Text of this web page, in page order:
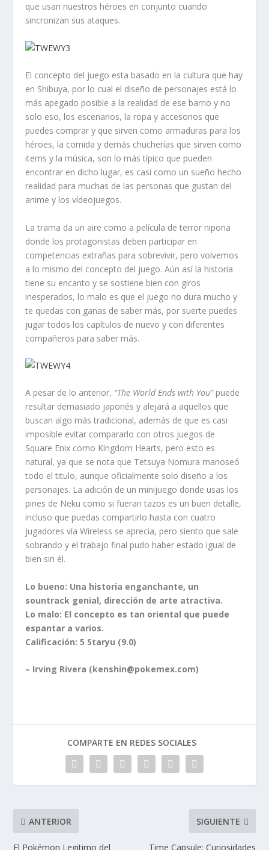
que usan nuestros héroes en conjunto cuando
sincronizan sus ataques.
El concepto del juego esta basado en la cultura que hay
en Shibuya, por lo cual el diseño de personajes está lo
más apegado posible a la realidad de ese barrio y no
solo eso, los escenarios, la ropa y accesorios que
puedes comprar y que sirven como armaduras para los
héroes, la comida y demás chucherías que sirven como
items y la música, son lo más típico que pueden
encontrar en dicho lugar, es casi como un sueño hecho
realidad para muchas de las personas que gustan del
anime y los vídeojuegos.
La trama da un aire como a película de terror nipona
donde los protagonistas deben participar en
competencias extrañas para sobrevivir, pero volvemos
a lo mismo del concepto del juego. Aún así la historia
tiene su encanto y se sostiene bien con giros
inesperados, lo malo es que el juego no dura mucho y
te quedas con ganas de saber más, por suerte puedes
jugar todos los capítulos de nuevo y con diferentes
compañeros para saber más.
A pesar de lo anterior, “The World Ends with You”puede
resultar demasiado japonés y alejará a aquellos que
buscan algo más tradicional, además de que es casi
imposible evitar compararlo con otros juegos de
Square Enix como Kingdom Hearts, pero esto es
natural, ya que se nota que Tetsuya Nomura manoseó
todo el titulo, aunque oficialmente solo diseño a los
personajes. La adición de un minijuego donde usas los
pines de Neku como si fueran tazos es un buen detalle,
incluso que puedas compartirlo hasta con cuatro
jugadores vía Wireless se aprecia, pero siento que sale
sobrando y el trabajo final pudo haber estado igual de
bien sin él.
Lo bueno: Una historia enganchante, un
sountrack genial, dirección de arte atractiva.
Lo malo: El concepto es tan oriental que puede
espantar a varios.
Calificación: 5 Staryu (9.0)
– Irving Rivera (kenshin@pokemex.com)
COMPARTE EN REDES SOCIALES
ANTERIOR
El Pokémon Legitimo del
SIGUIENTE
Time Capsule: Curiosidades